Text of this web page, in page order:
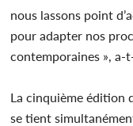
nous lassons point
pour adapter nos
contemporaines », a-
La cinquième édition
se tient